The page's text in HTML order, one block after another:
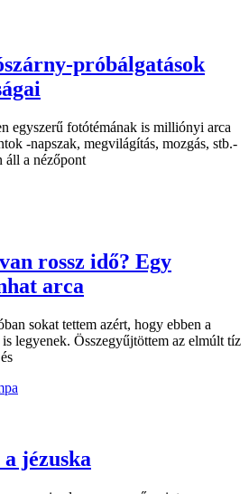
próbálgatások
egyszerű fotótémának is milliónyi arca
-napszak, megvilágítás, mozgás, stb.-
áll a nézőpont
rossz idő? Egy
arca
sokat tettem azért, hogy ebben a
legyenek. Összegyűjtöttem az elmúlt tíz
jézuska